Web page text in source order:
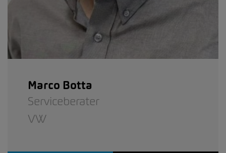
Marco Botta
Serviceberater
VW